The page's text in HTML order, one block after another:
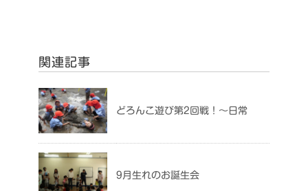
関連記事
どろんこ遊び第2回戦！～日常
9月生れのお誕生会